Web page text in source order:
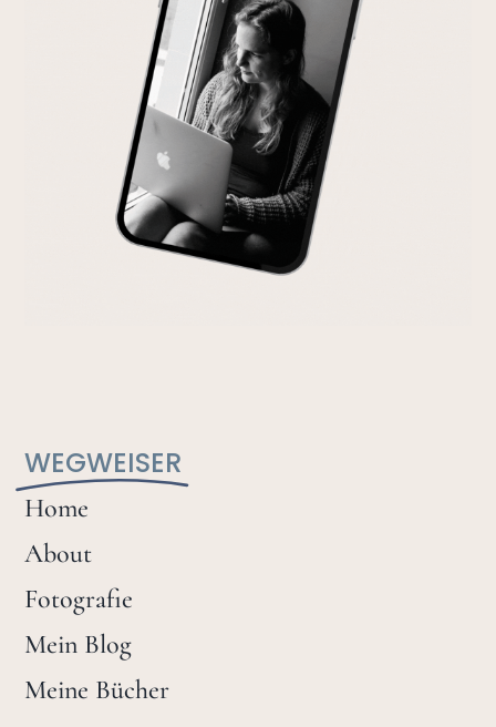
WEGWEISER
Home
About
Fotografie
Mein Blog
Meine Bücher